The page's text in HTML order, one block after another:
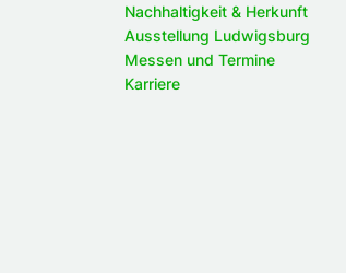
Nachhaltigkeit & Herkunft
Ausstellung Ludwigsburg
Messen und Termine
Karriere